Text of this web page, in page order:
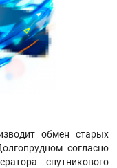
обмен старых
согласно
спутникового